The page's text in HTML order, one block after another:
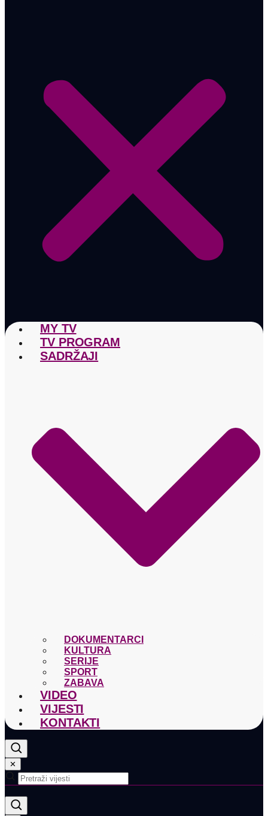
MY TV
TV PROGRAM
SADRŽAJI
DOKUMENTARCI
KULTURA
SERIJE
SPORT
ZABAVA
VIDEO
VIJESTI
KONTAKTI
✕